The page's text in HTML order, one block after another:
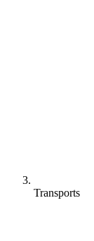
Transports